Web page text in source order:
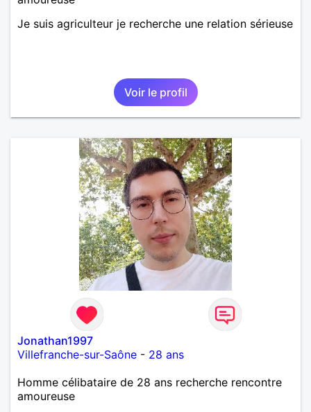
Je suis agriculteur je recherche une relation sérieuse
Voir le profil
Jonathan1997
Villefranche-sur-Saône - 28 ans
Homme célibataire de 28 ans recherche rencontre
amoureuse